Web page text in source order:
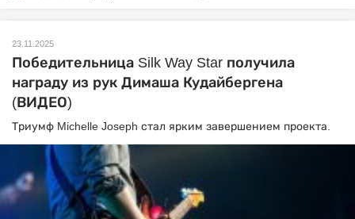
23.11.2025
Победительница Silk Way Star получила
награду из рук Димаша Кудайбергена
(ВИДЕО)
Триумф Michelle Joseph стал ярким завершением проекта.